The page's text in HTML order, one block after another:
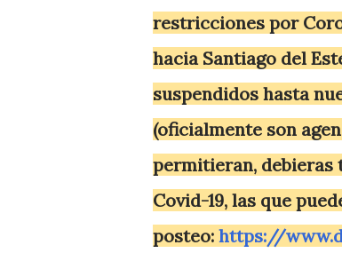
restricciones por
hacia Santiago del
suspendidos hasta
(oficialmente son
permitieran, debieras
Covid-19, las que
posteo: https://